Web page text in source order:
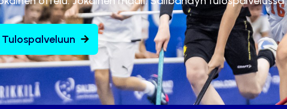
Tulospalveluun